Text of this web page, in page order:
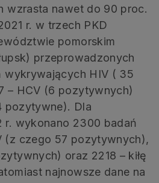
wzrasta nawet do 90 proc.
r. w trzech PKD
pomorskim
przeprowadzonych
wykrywających HIV ( 35
– HCV (6 pozytywnych)
pozytywne). Dla
r. wykonano 2300 badań
(z czego 57 pozytywnych),
oraz 2218 – kiłę
najnowsze dane na